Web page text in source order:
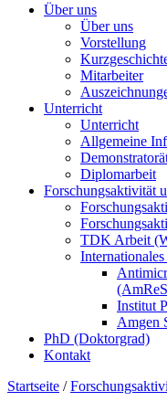
Über uns
Über uns
Vorstellung
Mitarbeiter
Unterricht
Unterricht
Allgemeine
Diplomarbeit
Forschungsaktivität
TDK Arbeit
Institut
Amgen
PhD (Doktorgrad)
Kontakt
Startseite /